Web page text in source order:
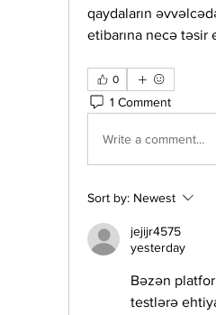
qaydaların
etibarına necə təsir
0
1 Comment
Write a comment...
Sort by: Newest
jejijr4575
yesterday
Bəzən
testlərə